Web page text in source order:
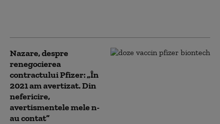
Nazare, despre
renegocierea
contractului Pfizer: „În
2021 am avertizat. Din
nefericire,
avertismentele mele n-
au contat”